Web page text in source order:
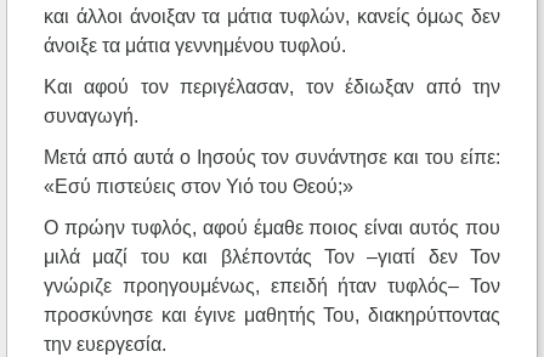
και άλλοι άνοιξαν τα μάτια τυφλών, κανείς όμως δεν
άνοιξε τα μάτια γεννημένου τυφλού.
Και αφού τον περιγέλασαν, τον έδιωξαν από την
συναγωγή.
Μετά από αυτά ο Ιησούς τον συνάντησε και του είπε:
«Εσύ πιστεύεις στον Υιό του Θεού;»
Ο πρώην τυφλός, αφού έμαθε ποιος είναι αυτός που
μιλά μαζί του και βλέποντάς Τον –γιατί δεν Τον
γνώριζε προηγουμένως, επειδή ήταν τυφλός– Τον
προσκύνησε και έγινε μαθητής Του, διακηρύττοντας
την ευεργεσία.